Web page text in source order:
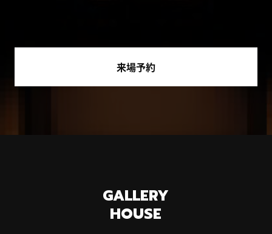
来場予約
GALLERY
HOUSE